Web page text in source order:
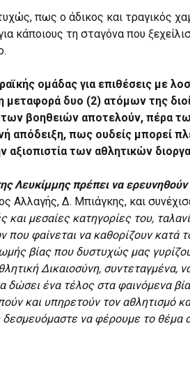
πως ο άδικος και τραγικός
κάποιους τη σταγόνα που
ομάδας για επιθέσεις με
μεταφορά δυο (2) ατόμων της
βοηθειών αποτελούν, πέρα
απόδειξη, πως ουδείς μπορεί
αξιοπιστία των αθλητικών
Λευκίμμης πρέπει να
Αλλαγής, Δ. Μπιάγκης, και
και μεσαίες κατηγορίες του,
φαίνεται να καθορίζουν κατά
βίας που δυστυχώς μας
Δικαιοσύνη, συντεταγμένα,
δώσει ένα τέλος στα φαινόμενα
και υπηρετούν τον αθλητισμό
δεσμευόμαστε να φέρουμε το θέμα